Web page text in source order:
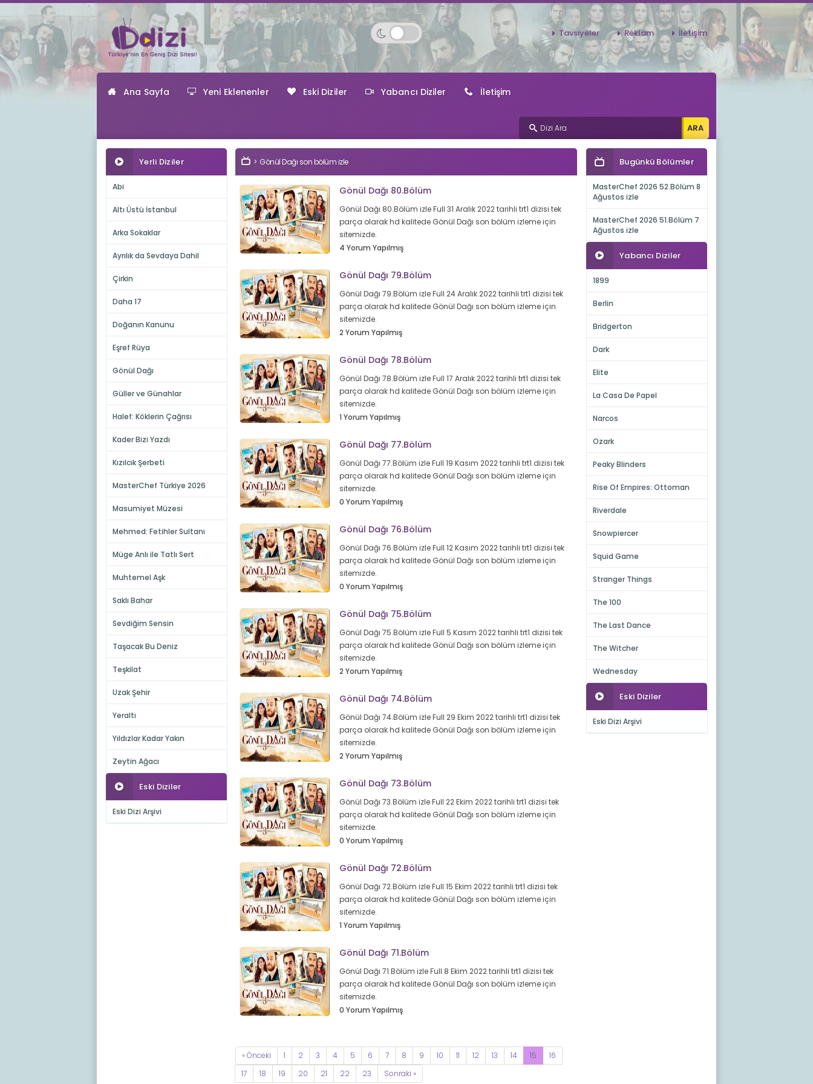
Tavsiyeler Reklam İletişim
Ana Sayfa Yeni Eklenenler Eski Diziler Yabancı Diziler İletişim
Yerli Diziler
Abi
Altı Üstü İstanbul
Arka Sokaklar
Ayrılık da Sevdaya Dahil
Çirkin
Daha 17
Doğanın Kanunu
Eşref Rüya
Gönül Dağı
Güller ve Günahlar
Halef: Köklerin Çağrısı
Kader Bizi Yazdı
Kızılcık Şerbeti
MasterChef Türkiye 2026
Masumiyet Müzesi
Mehmed: Fetihler Sultanı
Müge Anlı ile Tatlı Sert
Muhtemel Aşk
Saklı Bahar
Sevdiğim Sensin
Taşacak Bu Deniz
Teşkilat
Uzak Şehir
Yeraltı
Yıldızlar Kadar Yakın
Zeytin Ağacı
Eski Diziler
Eski Dizi Arşivi
Gönül Dağı son bölüm izle
Gönül Dağı 80.Bölüm
Gönül Dağı 80.Bölüm izle Full 31 Aralık 2022 tarihli trt1 dizisi tek
parça olarak hd kalitede Gönül Dağı son bölüm izleme için
sitemizde.
4 Yorum Yapılmış
Gönül Dağı 79.Bölüm
Gönül Dağı 79.Bölüm izle Full 24 Aralık 2022 tarihli trt1 dizisi tek
parça olarak hd kalitede Gönül Dağı son bölüm izleme için
sitemizde.
2 Yorum Yapılmış
Gönül Dağı 78.Bölüm
Gönül Dağı 78.Bölüm izle Full 17 Aralık 2022 tarihli trt1 dizisi tek
parça olarak hd kalitede Gönül Dağı son bölüm izleme için
sitemizde.
1 Yorum Yapılmış
Gönül Dağı 77.Bölüm
Gönül Dağı 77.Bölüm izle Full 19 Kasım 2022 tarihli trt1 dizisi tek
parça olarak hd kalitede Gönül Dağı son bölüm izleme için
sitemizde.
0 Yorum Yapılmış
Gönül Dağı 76.Bölüm
Gönül Dağı 76.Bölüm izle Full 12 Kasım 2022 tarihli trt1 dizisi tek
parça olarak hd kalitede Gönül Dağı son bölüm izleme için
sitemizde.
0 Yorum Yapılmış
Gönül Dağı 75.Bölüm
Gönül Dağı 75.Bölüm izle Full 5 Kasım 2022 tarihli trt1 dizisi tek
parça olarak hd kalitede Gönül Dağı son bölüm izleme için
sitemizde.
2 Yorum Yapılmış
Gönül Dağı 74.Bölüm
Gönül Dağı 74.Bölüm izle Full 29 Ekim 2022 tarihli trt1 dizisi tek
parça olarak hd kalitede Gönül Dağı son bölüm izleme için
sitemizde.
2 Yorum Yapılmış
Gönül Dağı 73.Bölüm
Gönül Dağı 73.Bölüm izle Full 22 Ekim 2022 tarihli trt1 dizisi tek
parça olarak hd kalitede Gönül Dağı son bölüm izleme için
sitemizde.
0 Yorum Yapılmış
Gönül Dağı 72.Bölüm
Gönül Dağı 72.Bölüm izle Full 15 Ekim 2022 tarihli trt1 dizisi tek
parça olarak hd kalitede Gönül Dağı son bölüm izleme için
sitemizde.
1 Yorum Yapılmış
Gönül Dağı 71.Bölüm
Gönül Dağı 71.Bölüm izle Full 8 Ekim 2022 tarihli trt1 dizisi tek
parça olarak hd kalitede Gönül Dağı son bölüm izleme için
sitemizde.
0 Yorum Yapılmış
« Önceki 1 2 3 4 5 6 7 8 9 10 11 12 13 14 15
16
17
18 19 20 21 22 23 Sonraki »
Bugünkü Bölümler
MasterChef 2026 52.Bölüm 8
Ağustos izle
MasterChef 2026 51.Bölüm 7
Ağustos izle
Yabancı Diziler
1899
Berlin
Bridgerton
Dark
Elite
La Casa De Papel
Narcos
Ozark
Peaky Blinders
Rise Of Empires: Ottoman
Riverdale
Snowpiercer
Squid Game
Stranger Things
The 100
The Last Dance
The Witcher
Wednesday
Eski Diziler
Eski Dizi Arşivi